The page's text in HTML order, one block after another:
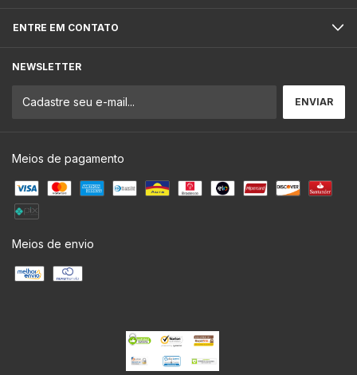
ENTRE EM CONTATO
NEWSLETTER
Meios de pagamento
Meios de envio